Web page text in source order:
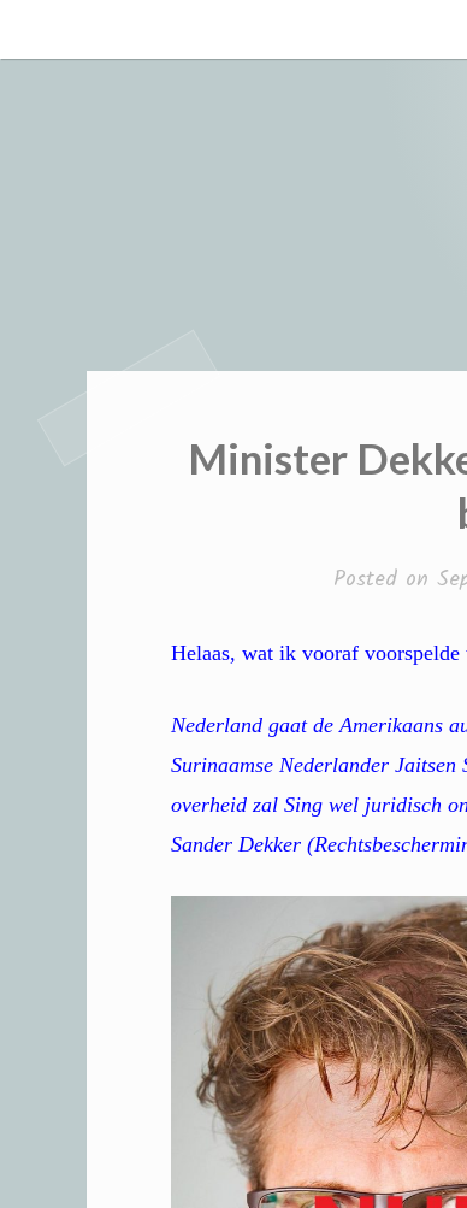
to
Minister
Posted on
Helaas, wat ik vooraf
Nederland gaat de Amerikaans
Surinaamse Nederlander
overheid zal Sing wel juridisch
Sander Dekker